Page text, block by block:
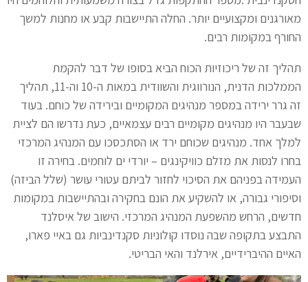
מאורגנים ומקצועיים יותר. החלה התיישבות קבע או מחנות למשך
החורף במקומות רבים.
תהליך זה של ריכוזיות הכוח הביא בסופו של דבר להקמת
הממלכות הדנית, הנורווגית והשוודית במאות ה-10 וה-11, תהליך
זה גרר ירידה במספר מנהיגים המקומיים ובירידה של כוחם. בעוד
שבעבר היו מנהיגים מקומיים רבים עצמאיים, כעת נדרשו הם לציית
למלך אחד. מנהיגים שכוחם ירד או הסתכסכו עם המנהיג המרכזי
בחרו לנסות את מזלם כוויקינגים – יורדי ים לוחמים. בחירה זו
העמידה בפניהם את הסיכוי לחזור לביתם עטורי עושר (שלל הביזה)
וסיפורי גבורה, או להשקיע את הונם בחקירה ובהתיישבות במקומות
חדשים, הרחש מהשפעת המנהיג המרכזי. הישוב של איסלנד
התבצע בתקופה שבה נוסדו קולוניות סקנדינביות גם באיי פארו,
האיים ההיברידיים, אירלנד והאי הבריטי.